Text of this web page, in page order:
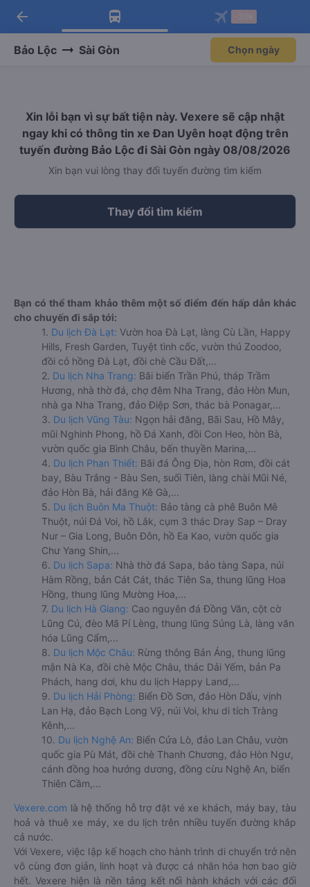
Tải app Vexere ngay!
Nhận ưu đãi thành viên độc
Mở app
Tải app Vexere
-30k/ghế khi đặt vé máy bay qua
Mở app
arrow_back
Bảo Lộc Sài Gòn Chọn ngày
Xin lỗi bạn vì sự bất tiện này. Vexere sẽ cập nhật
ngay khi có thông tin xe Đan Uyên hoạt động trên
tuyến đường Bảo Lộc đi Sài Gòn ngày 08/08/2026
Xin bạn vui lòng thay đổi tuyến đường tìm kiếm
Thay đổi tìm kiếm
Bạn có thể tham khảo thêm một số điểm đến hấp dẫn khác
cho chuyến đi sắp tới:
1. Du lịch Đà Lạt: Vườn hoa Đà Lạt, làng Cù Lần, Happy
Hills, Fresh Garden, Tuyệt tình cốc, vườn thú Zoodoo,
đồi cỏ hồng Đà Lạt, đồi chè Cầu Đất,...
2. Du lịch Nha Trang: Bãi biển Trần Phú, tháp Trầm
Hương, nhà thờ đá, chợ đêm Nha Trang, đảo Hòn Mun,
nhà ga Nha Trang, đảo Điệp Sơn, thác bà Ponagar,...
3. Du lịch Vũng Tàu: Ngọn hải đăng, Bãi Sau, Hồ Mây,
mũi Nghinh Phong, hồ Đá Xanh, đồi Con Heo, hòn Bà,
vườn quốc gia Bình Châu, bến thuyền Marina,...
4. Du lịch Phan Thiết: Bãi đá Ông Địa, hòn Rơm, đồi cát
bay, Bàu Trắng - Bàu Sen, suối Tiên, làng chài Mũi Né,
đảo Hòn Bà, hải đăng Kê Gà,...
5. Du lịch Buôn Ma Thuột: Bảo tàng cà phê Buôn Mê
Thuột, núi Đá Voi, hồ Lắk, cụm 3 thác Dray Sap – Dray
Nur – Gia Long, Buôn Đôn, hồ Ea Kao, vườn quốc gia
Chư Yang Shin,...
6. Du lịch Sapa: Nhà thờ đá Sapa, bảo tàng Sapa, núi
Hàm Rồng, bản Cát Cát, thác Tiên Sa, thung lũng Hoa
Hồng, thung lũng Mường Hoa,...
7. Du lịch Hà Giang: Cao nguyên đá Đồng Văn, cột cờ
Lũng Cú, đèo Mã Pí Lèng, thung lũng Sủng Là, làng văn
hóa Lũng Cẩm,...
8. Du lịch Mộc Châu: Rừng thông Bản Áng, thung lũng
mận Nà Ka, đồi chè Mộc Châu, thác Dải Yếm, bản Pa
Phách, hang dơi, khu du lịch Happy Land,...
9. Du lịch Hải Phòng: Biển Đồ Sơn, đảo Hòn Dấu, vịnh
Lan Hạ, đảo Bạch Long Vỹ, núi Voi, khu di tích Tràng
Kênh,...
10. Du lịch Nghệ An: Biển Cửa Lò, đảo Lan Châu, vườn
quốc gia Pù Mát, đồi chè Thanh Chương, đảo Hòn Ngư,
cánh đồng hoa hướng dương, đồng cừu Nghệ An, biển
Thiên Cầm,...
Vexere.com là hệ thống hỗ trợ đặt vé xe khách, máy bay, tàu
hoả và thuê xe máy, xe du lịch trên nhiều tuyến đường khắp
cả nước.
Với Vexere, việc lập kế hoạch cho hành trình di chuyển trở nên
vô cùng đơn giản, linh hoạt và được cá nhân hóa hơn bao giờ
hết. Vexere hiện là nền tảng kết nối hành khách với các đối